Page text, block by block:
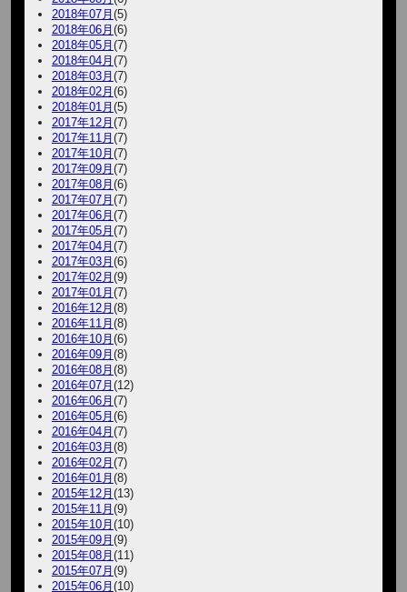
2018年07月(5)
2018年06月(6)
2018年05月(7)
2018年04月(7)
2018年03月(7)
2018年02月(6)
2018年01月(5)
2017年12月(7)
2017年11月(7)
2017年10月(7)
2017年09月(7)
2017年08月(6)
2017年07月(7)
2017年06月(7)
2017年05月(7)
2017年04月(7)
2017年03月(6)
2017年02月(9)
2017年01月(7)
2016年12月(8)
2016年11月(8)
2016年10月(6)
2016年09月(8)
2016年08月(8)
2016年07月(12)
2016年06月(7)
2016年05月(6)
2016年04月(7)
2016年03月(8)
2016年02月(7)
2016年01月(8)
2015年12月(13)
2015年11月(9)
2015年10月(10)
2015年09月(9)
2015年08月(11)
2015年07月(9)
2015年06月(10)